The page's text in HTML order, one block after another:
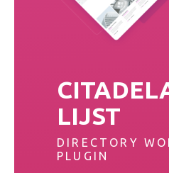
LIJST
DIRECTORY
PLUGIN